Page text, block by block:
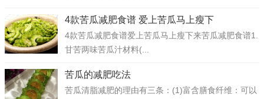
4款苦瓜减肥食谱 爱上苦瓜马上瘦下
4款苦瓜减肥食谱爱上苦瓜马上瘦下来苦瓜减肥食谱1.
甘苦两味苦瓜汁材料(...
苦瓜的减肥吃法
苦瓜清脂减肥的理由有三条：(1)富含膳食纤维：可以